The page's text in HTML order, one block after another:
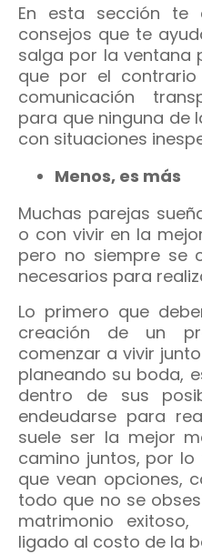
En esta sección te
consejos que te
salga por la ventana
que por el
comunicación
para que ninguna de
con situaciones
Menos, es más
Muchas parejas
o con vivir en la
pero no siempre se
necesarios para
Lo primero que
creación de un
comenzar a vivir
planeando su boda,
dentro de sus
endeudarse para
suele ser la mejor
camino juntos, por
que vean opciones,
todo que no se
matrimonio
ligado al costo de la